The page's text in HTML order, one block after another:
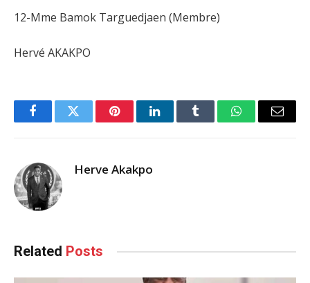
12-Mme Bamok Targuedjaen (Membre)
Hervé AKAKPO
FacebookTwitter PinterestLinkedInTumblr WhatsAppEmail
Herve Akakpo
Related Posts